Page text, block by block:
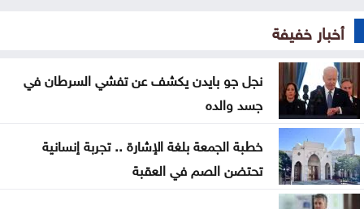
57 حافلة تبدأ التشغيل التجريبي لخطّي إربد–الزرقاء
وإربد–جرش
مخالفات بنزين
العودات: قانون هيئة الاعتماد يدمج هيئتين ولا ينشئ
هيئة جديدة
أخبار خفيفة
نجل جو بايدن يكشف عن تفشي السرطان في
جسد والده
خطبة الجمعة بلغة الإشارة .. تجربة إنسانية
تحتضن الصم في العقبة